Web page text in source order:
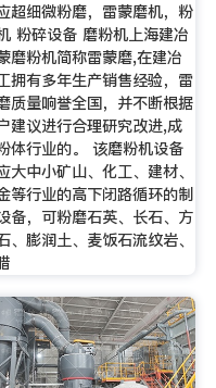
超细微粉磨，雷蒙磨机，粉
粉碎设备 磨粉机上海建冶
磨粉机简称雷蒙磨,在建冶
拥有多年生产销售经验，雷
质量响誉全国，并不断根据
建议进行合理研究改进,成
体行业的。 该磨粉机设备
大中小矿山、化工、建材、
等行业的高下闭路循环的制
备，可粉磨石英、长石、方
、膨润土、麦饭石流纹岩、